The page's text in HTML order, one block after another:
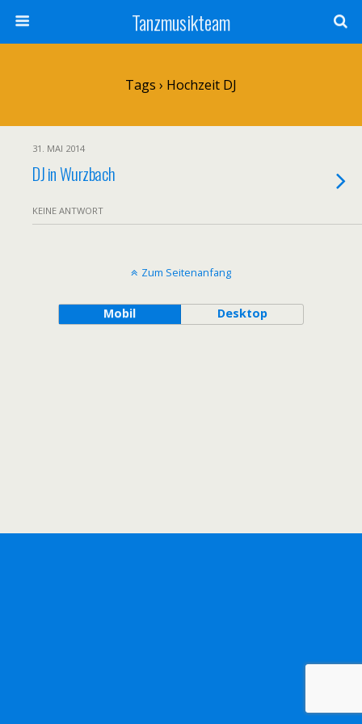
Tanzmusikteam
Tags › Hochzeit DJ
31. MAI 2014
DJ in Wurzbach
KEINE ANTWORT
Zum Seitenanfang
Mobil Desktop